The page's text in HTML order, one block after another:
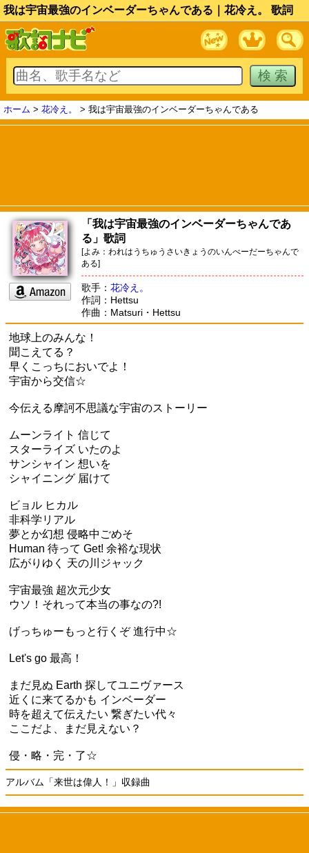
我は宇宙最強のインベーダーちゃんである｜花冷え。 歌詞
ホーム > 花冷え。 > 我は宇宙最強のインベーダーちゃんである
「我は宇宙最強のインベーダーちゃんであ
る」歌詞
[よみ：われはうちゅうさいきょうのいんべーだーちゃんで
ある]
歌手： 花冷え。
作詞：Hettsu
作曲：Matsuri・Hettsu
地球上のみんな！
聞こえてる？
早くこっちにおいでよ！
宇宙から交信☆
今伝える摩訶不思議な宇宙のストーリー
ムーンライト 信じて
スターライズ いたのよ
サンシャイン 想いを
シャイニング 届けて
ビョル ヒカル
非科学リアル
夢とか幻想 侵略中ごめそ
Human 待って Get! 余裕な現状
広がりゆく 天の川ジャック
宇宙最強 超次元少女
ウソ！それって本当の事なの?!
げっちゅーもっと行くぞ 進行中☆
Let's go 最高！
まだ見ぬ Earth 探してユニヴァース
近くに来てるかも インベーダー
時を超えて伝えたい 繋ぎたい代々
ここだよ、まだ見えない？
侵・略・完・了☆
アルバム「来世は偉人！」収録曲